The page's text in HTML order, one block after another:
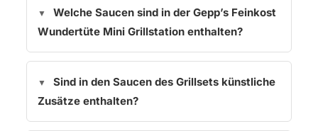
Welche Saucen sind in der Gepp’s Feinkost
Wundertüte Mini Grillstation enthalten?
Sind in den Saucen des Grillsets künstliche
Zusätze enthalten?